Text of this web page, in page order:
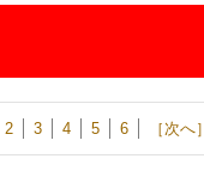
2 3 4 5 6 ［次へ］